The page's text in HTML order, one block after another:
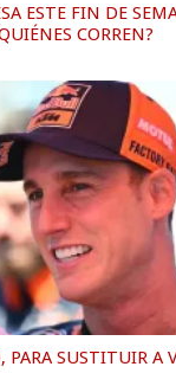
ESTE FIN DE
CORREN?
PARA SUSTITUIR A